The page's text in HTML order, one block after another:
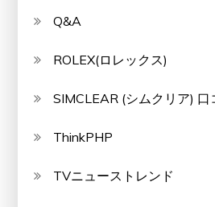
Q&A
ROLEX(ロレックス)
SIMCLEAR (シムクリア) 口
ThinkPHP
TVニューストレンド